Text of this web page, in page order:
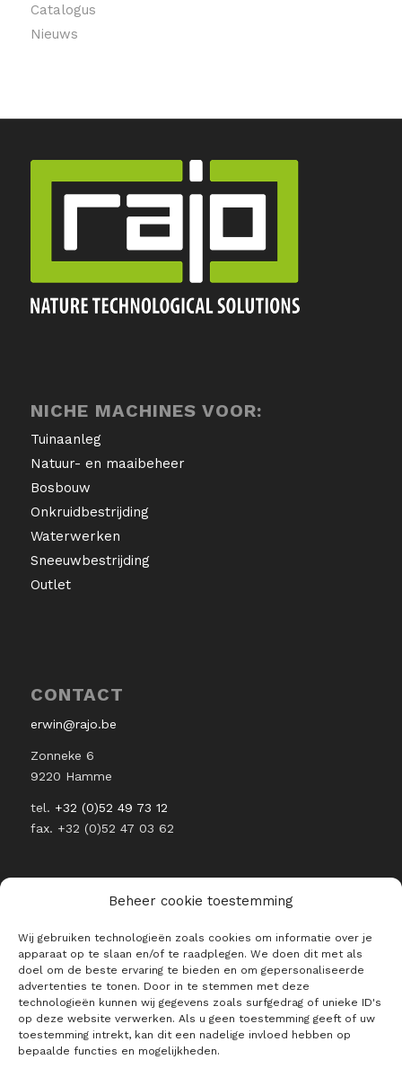
Beheer cookie toestemming
Wij gebruiken technologieën zoals cookies om informatie over je
apparaat op te slaan en/of te raadplegen. We doen dit met als
doel om de beste ervaring te bieden en om gepersonaliseerde
advertenties te tonen. Door in te stemmen met deze
technologieën kunnen wij gegevens zoals surfgedrag of unieke ID's
op deze website verwerken. Als u geen toestemming geeft of uw
toestemming intrekt, kan dit een nadelige invloed hebben op
bepaalde functies en mogelijkheden.
Catalogus
Nieuws
NICHE MACHINES VOOR:
Tuinaanleg
Natuur- en maaibeheer
Bosbouw
Onkruidbestrijding
Waterwerken
Sneeuwbestrijding
Outlet
CONTACT
erwin@rajo.be
Zonneke 6
9220 Hamme
tel. +32 (0)52 49 73 12
fax. +32 (0)52 47 03 62
BLIJF OP DE HOOGTE VAN ALLE
RAJO NIEUWTJES
E-mailadres *